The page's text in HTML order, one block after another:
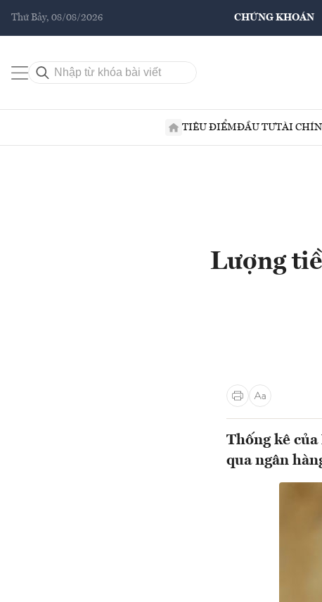
Thứ Bảy, 08/08/2026 CHỨNG KHOÁN
TIÊU ĐIỂMĐẦU TƯTÀI
Lượng
Thống kê
qua ngân